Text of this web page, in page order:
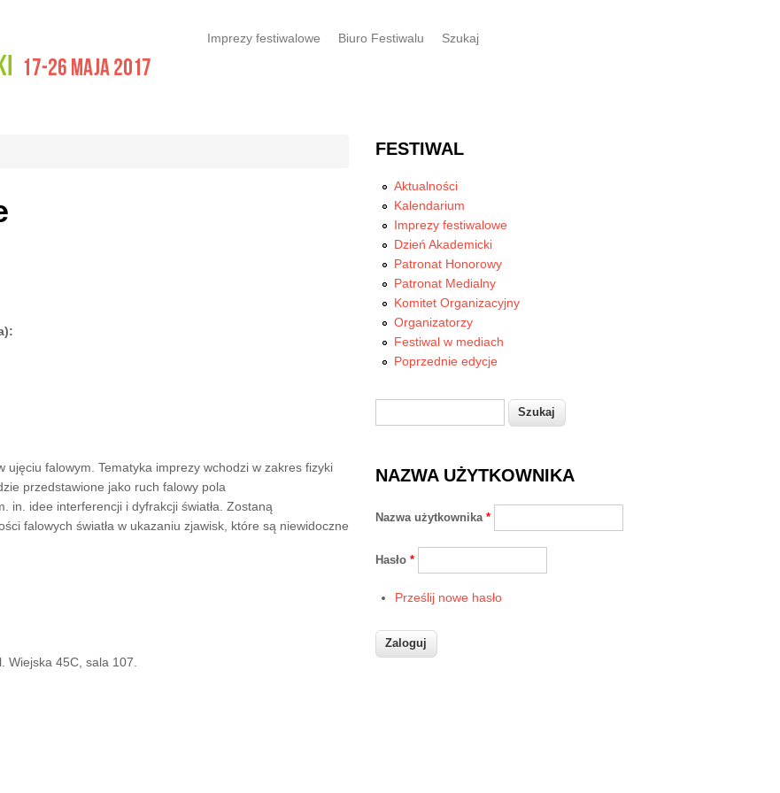
Imprezy festiwalowe Biuro Festiwalu Szukaj
ujęciu falowym. Tematyka imprezy wchodzi w zakres fizyki
przedstawione jako ruch falowy pola
in. idee interferencji i dyfrakcji światła. Zostaną
falowych światła w ukazaniu zjawisk, które są niewidoczne
Wiejska 45C, sala 107.
FESTIWAL
Aktualności
Kalendarium
Imprezy festiwalowe
Dzień Akademicki
Patronat Honorowy
Patronat Medialny
Komitet Organizacyjny
Organizatorzy
Festiwal w mediach
Poprzednie edycje
Formularz wyszukiwania
NAZWA UŻYTKOWNIKA
Nazwa użytkownika *
Hasło *
Prześlij nowe hasło